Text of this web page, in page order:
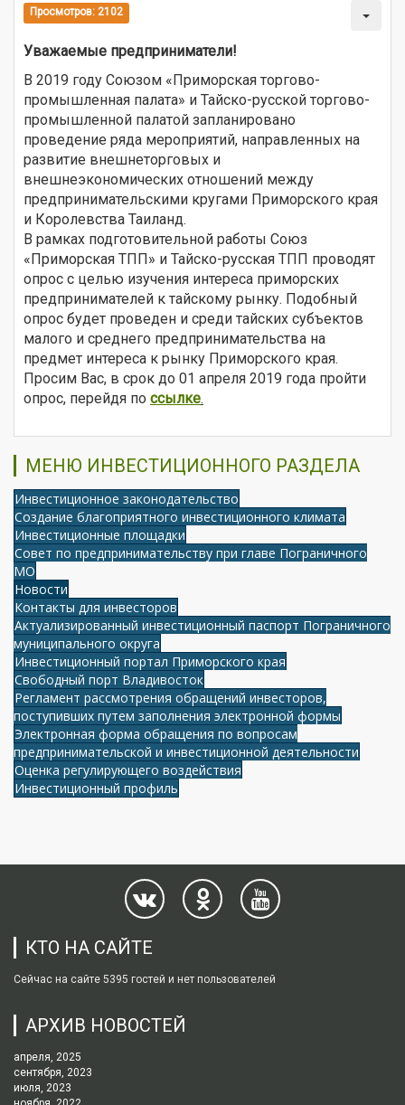
Просмотров: 2102
Уважаемые предприниматели!
В 2019 году Союзом «Приморская торгово-
промышленная палата» и Тайско-русской торгово-
промышленной палатой запланировано
проведение ряда мероприятий, направленных на
развитие внешнеторговых и
внешнеэкономических отношений между
предпринимательскими кругами Приморского края
и Королевства Таиланд.
В рамках подготовительной работы Союз
«Приморская ТПП» и Тайско-русская ТПП проводят
опрос с целью изучения интереса приморских
предпринимателей к тайскому рынку. Подобный
опрос будет проведен и среди тайских субъектов
малого и среднего предпринимательства на
предмет интереса к рынку Приморского края.
Просим Вас, в срок до 01 апреля 2019 года пройти
опрос, перейдя по ссылке.
МЕНЮ ИНВЕСТИЦИОННОГО РАЗДЕЛА
Инвестиционное законодательство
Создание благоприятного инвестиционного климата
Инвестиционные площадки
Совет по предпринимательству при главе Пограничного
МО
Новости
Контакты для инвесторов
Актуализированный инвестиционный паспорт Пограничного
муниципального округа
Инвестиционный портал Приморского края
Свободный порт Владивосток
Регламент рассмотрения обращений инвесторов,
поступивших путем заполнения электронной формы
Электронная форма обращения по вопросам
предпринимательской и инвестиционной деятельности
Оценка регулирующего воздействия
Инвестиционный профиль
КТО НА САЙТЕ
Сейчас на сайте 5395 гостей и нет пользователей
АРХИВ НОВОСТЕЙ
апреля, 2025
сентября, 2023
июля, 2023